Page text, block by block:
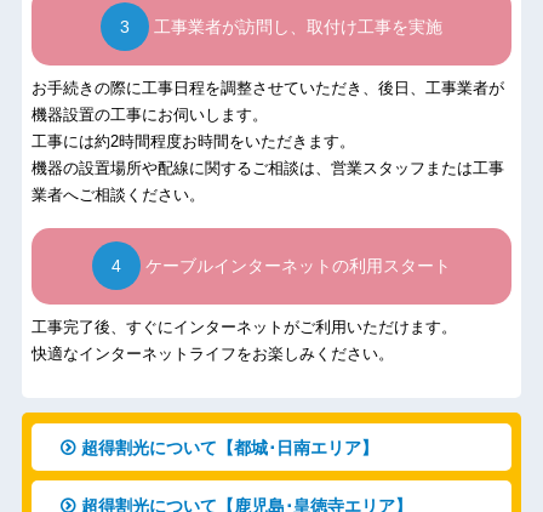
工事業者が訪問し、取付け工事を実施
お手続きの際に工事日程を調整させていただき、後日、工事業者が
機器設置の工事にお伺いします。
工事には約2時間程度お時間をいただきます。
機器の設置場所や配線に関するご相談は、営業スタッフまたは工事
業者へご相談ください。
ケーブルインターネットの利用スタート
工事完了後、すぐにインターネットがご利用いただけます。
快適なインターネットライフをお楽しみください。
超得割光について【都城･日南エリア】
超得割光について【鹿児島･皇徳寺エリア】